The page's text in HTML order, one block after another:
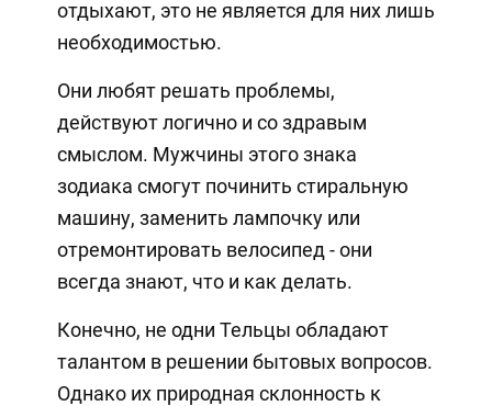
отдыхают, это не является для них лишь
необходимостью.
Они любят решать проблемы,
действуют логично и со здравым
смыслом. Мужчины этого знака
зодиака смогут починить стиральную
машину, заменить лампочку или
отремонтировать велосипед - они
всегда знают, что и как делать.
Конечно, не одни Тельцы обладают
талантом в решении бытовых вопросов.
Однако их природная склонность к